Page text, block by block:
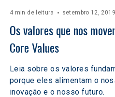
4 min de leitura setembro 12, 2019
Os valores que nos
Core Values
Leia sobre os valores
porque eles alimentam o
inovação e o nosso futuro.